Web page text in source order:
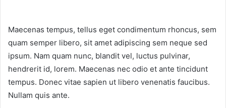
Maecenas tempus, tellus eget condimentum rhoncus, sem
quam semper libero, sit amet adipiscing sem neque sed
ipsum. Nam quam nunc, blandit vel, luctus pulvinar,
hendrerit id, lorem. Maecenas nec odio et ante tincidunt
tempus. Donec vitae sapien ut libero venenatis faucibus.
Nullam quis ante.